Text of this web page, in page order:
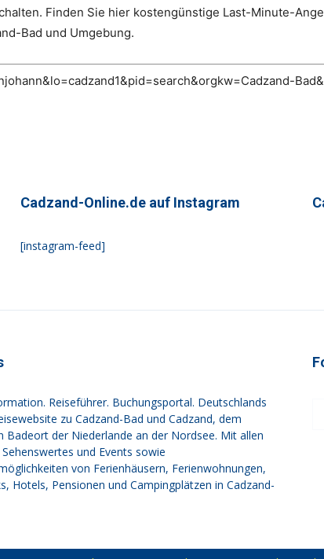
Finden Sie hier kostengünstige Last-Minute-
Bad und Umgebung.
Cadzand-Online.de auf Instagram
[instagram-feed]
Reiseführer. Buchungsportal. Deutschlands
zu Cadzand-Bad und Cadzand, dem
Badeort der Niederlande an der Nordsee. Mit allen
und Events sowie
von Ferienhäusern, Ferienwohnungen,
Hotels, Pensionen und Campingplätzen in Cadzand-